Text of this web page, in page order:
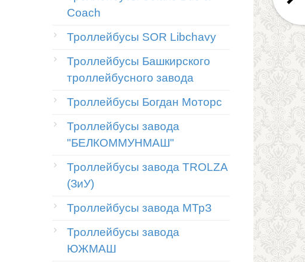
Coach
Троллейбусы SOR Libchavy
Троллейбусы Башкирского
троллейбусного завода
Троллейбусы Богдан Моторс
Троллейбусы завода
"БЕЛКОММУНМАШ"
Троллейбусы завода TROLZA
(ЗиУ)
Троллейбусы завода МТрЗ
Троллейбусы завода
ЮЖМАШ